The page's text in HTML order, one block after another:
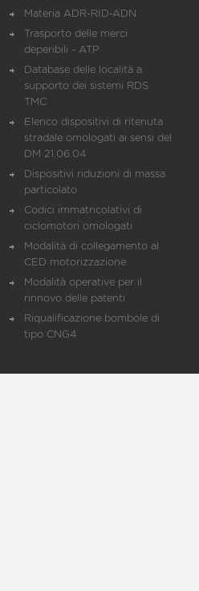
Materia ADR-RID-ADN
Trasporto delle merci
deperibili - ATP
Database delle località a
supporto dei sistemi RDS
TMC
Elenco dispositivi di ritenuta
stradale omologati ai sensi del
DM 21.06.04
Dispositivi riduzioni di massa
particolato
Codici immatricolativi di
ciclomotori omologati
Modalità di collegamento al
CED motorizzazione
Modalità operative per il
rinnovo delle patenti
Riqualificazione bombole di
tipo CNG4